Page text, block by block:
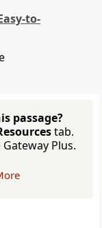
to-
passage?
tab.
Plus.